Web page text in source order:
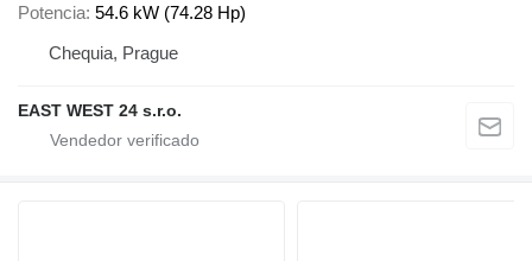
Potencia 54.6 kW (74.28 Hp)
Chequia, Prague
EAST WEST 24 s.r.o.